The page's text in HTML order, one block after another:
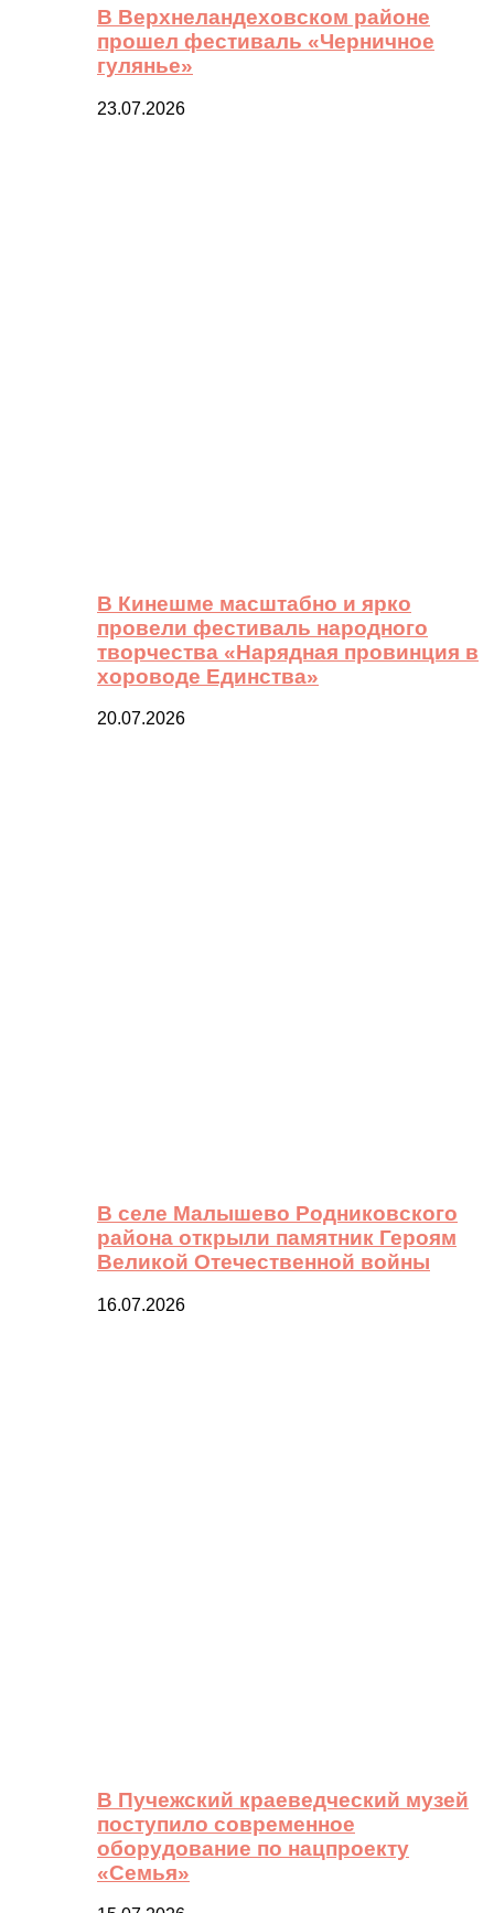
В Верхнеландеховском районе
прошел фестиваль «Черничное
гулянье»
23.07.2026
В Кинешме масштабно и ярко
провели фестиваль народного
творчества «Нарядная провинция в
хороводе Единства»
20.07.2026
В селе Малышево Родниковского
района открыли памятник Героям
Великой Отечественной войны
16.07.2026
В Пучежский краеведческий музей
поступило современное
оборудование по нацпроекту
«Семья»